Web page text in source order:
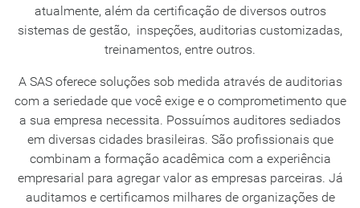
atualmente, além da certificação de diversos outros
sistemas de gestão, inspeções, auditorias customizadas,
treinamentos, entre outros.
A SAS oferece soluções sob medida através de auditorias
com a seriedade que você exige e o comprometimento que
a sua empresa necessita. Possuímos auditores sediados
em diversas cidades brasileiras. São profissionais que
combinam a formação acadêmica com a experiência
empresarial para agregar valor as empresas parceiras. Já
auditamos e certificamos milhares de organizações de